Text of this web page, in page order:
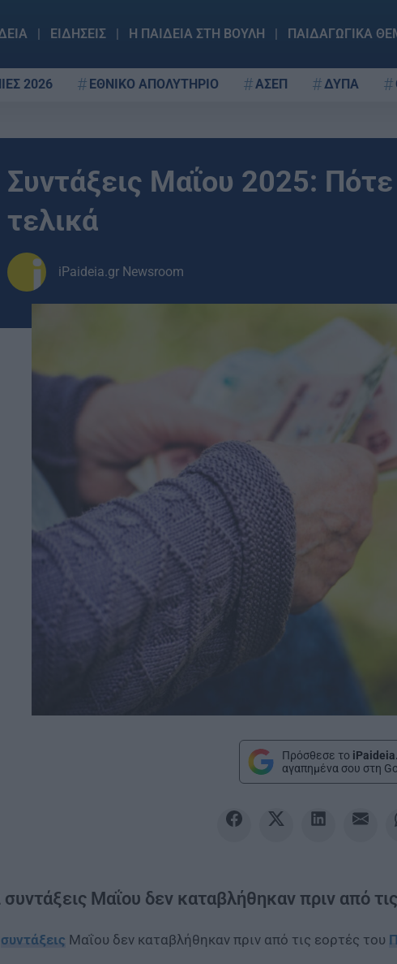
ΕΙΔΗΣΕΙΣ Η ΠΑΙΔΕΙΑ ΣΤΗ ΒΟΥΛΗ ΠΑΙΔΑΓΩΓΙΚΑ
2026 ΕΘΝΙΚΟ ΑΠΟΛΥΤΗΡΙΟ ΑΣΕΠ ΔΥΠΑ
Συντάξεις Μαΐου 2025:
τελικά
iPaideia.gr Newsroom
Πρόσθεσε το
αγαπημένα σου στη
συντάξεις Μαΐου δεν καταβλήθηκαν πριν από
συντάξεις Μαΐου δεν καταβλήθηκαν πριν από τις εορτές του